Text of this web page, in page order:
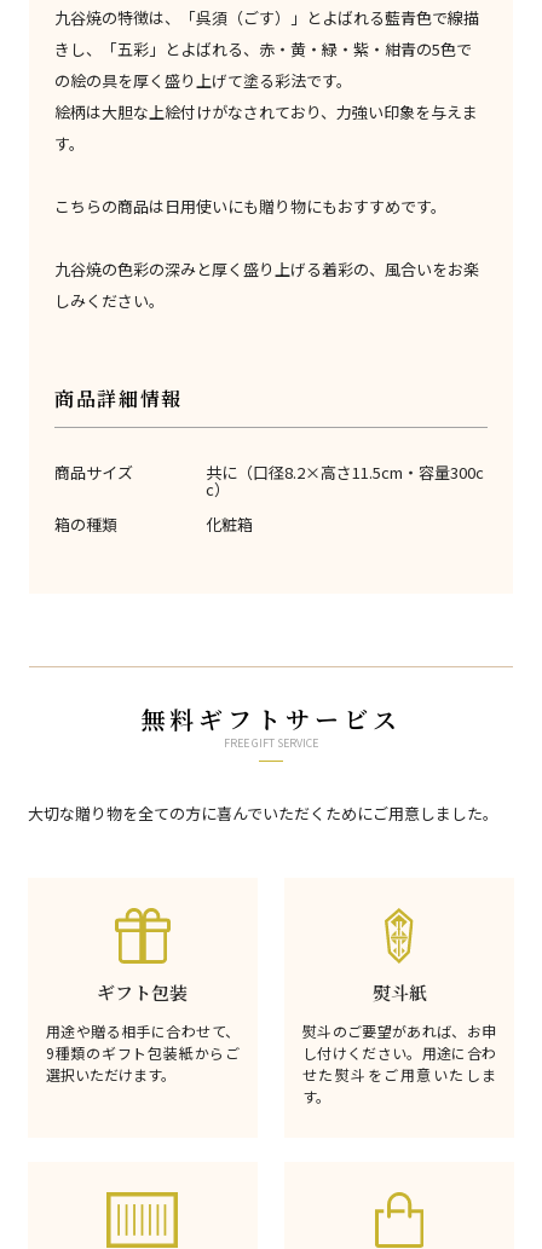
九谷焼の特徴は、「呉須（ごす）」とよばれる藍青色で線描
きし、「五彩」とよばれる、赤・黄・緑・紫・紺青の5色で
の絵の具を厚く盛り上げて塗る彩法です。
絵柄は大胆な上絵付けがなされており、力強い印象を与えま
す。
こちらの商品は日用使いにも贈り物にもおすすめです。
九谷焼の色彩の深みと厚く盛り上げる着彩の、風合いをお楽
しみください。
商品詳細情報
商品サイズ 共に（口径8.2×高さ11.5cm・容量300c
c）
箱の種類
化粧箱
無料ギフトサービス
FREE GIFT SERVICE
大切な贈り物を全ての方に喜んでいただくためにご用意しました。
ギフト包装
用途や贈る相手に合わせて、
9種類のギフト包装紙からご
選択いただけます。
熨斗紙
熨斗のご要望があれば、お申
し付けください。用途に合わ
せた熨斗をご用意いたしま
す。